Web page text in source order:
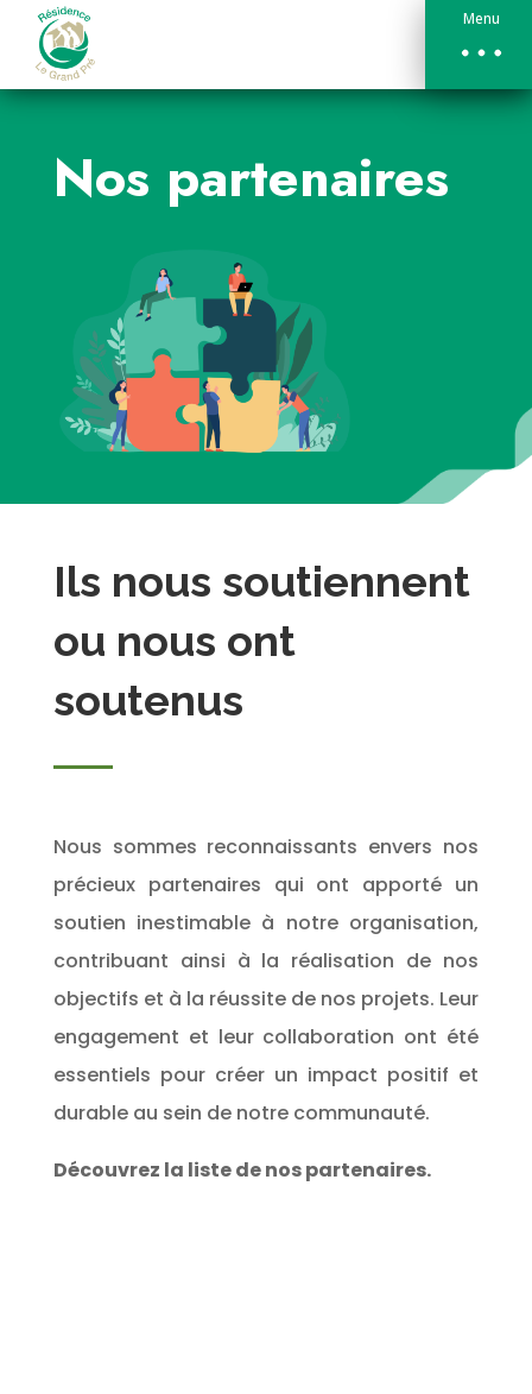
Menu
Nos partenaires
Ils nous soutiennent
ou nous ont
soutenus
Nous sommes reconnaissants envers nos
précieux partenaires qui ont apporté un
soutien inestimable à notre organisation,
contribuant ainsi à la réalisation de nos
objectifs et à la réussite de nos projets. Leur
engagement et leur collaboration ont été
essentiels pour créer un impact positif et
durable au sein de notre communauté.
Découvrez la liste de nos partenaires.